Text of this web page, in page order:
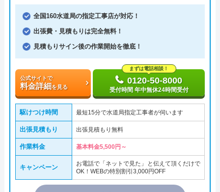
全国160水道局の指定工事店が対応！
出張費・見積もりは完全無料！
見積もりサイン後の作業開始を徹底！
公式サイトで
料金詳細を見る
まずは電話相談！
0120-50-8000
受付時間 年中無休24時間受付
駆けつけ時間 最短15分で水道局指定工事者が伺います
出張見積もり 出張見積もり無料
作業料金 基本料金5,500円～
キャンペーン
お電話で「ネットで見た」と伝えて頂くだけで
OK！WEBの特別割引3,000円OFF